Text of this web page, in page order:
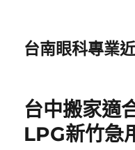
台南眼科專業
台中搬家適
LPG新竹急